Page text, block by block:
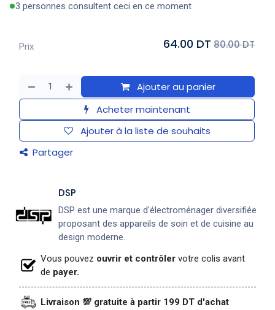
3 personnes consultent ceci en ce moment
Ajouter au panier
Acheter maintenant
Ajouter à la liste de souhaits
Partager
Prix 64.00 DT 80.00 DT
DSP
DSP est une marque d'électroménager diversifiée
proposant des appareils de soin et de cuisine au
design moderne.
Vous pouvez ouvrir et contrôler votre colis avant
de payer.
Livraison 💯 gratuite à partir 199 DT d'achat